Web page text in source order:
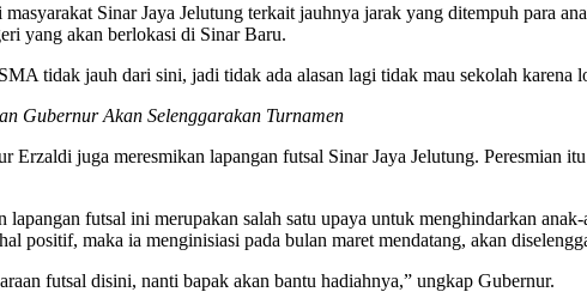
Sinar Jaya Jelutung terkait jauhnya jarak yang ditempuh para
yang akan berlokasi di Sinar Baru.
tidak jauh dari sini, jadi tidak ada alasan lagi tidak mau sekolah
Gubernur Akan Selenggarakan Turnamen
Erzaldi juga meresmikan lapangan futsal Sinar Jaya Jelutung. Peresmian
lapangan futsal ini merupakan salah satu upaya untuk menghindarkan
positif, maka ia menginisiasi pada bulan maret mendatang, akan
futsal disini, nanti bapak akan bantu hadiahnya,” ungkap Gubernur.